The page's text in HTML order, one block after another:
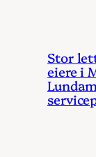
Stor
eiere i